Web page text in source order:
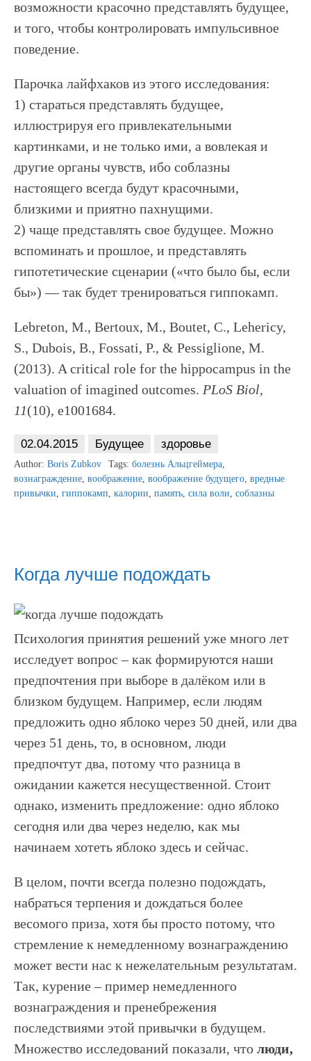
возможности красочно представлять будущее,
и того, чтобы контролировать импульсивное
поведение.
Парочка лайфхаков из этого исследования:
1) стараться представлять будущее,
иллюстрируя его привлекательными
картинками, и не только ими, а вовлекая и
другие органы чувств, ибо соблазны
настоящего всегда будут красочными,
близкими и приятно пахнущими.
2) чаще представлять свое будущее. Можно
вспоминать и прошлое, и представлять
гипотетические сценарии («что было бы, если
бы») — так будет тренироваться гиппокамп.
Lebreton, M., Bertoux, M., Boutet, C., Lehericy,
S., Dubois, B., Fossati, P., & Pessiglione, M.
(2013). A critical role for the hippocampus in the
valuation of imagined outcomes. PLoS Biol,
11(10), e1001684.
02.04.2015 Будущее здоровье
Author: Boris Zubkov Tags: болезнь Альцгеймера,
вознаграждение, воображение, воображение будущего, вредные
привычки, гиппокамп, калории, память, сила воли, соблазны
Когда лучше подождать
Психология принятия решений уже много лет
исследует вопрос – как формируются наши
предпочтения при выборе в далёком или в
близком будущем. Например, если людям
предложить одно яблоко через 50 дней, или два
через 51 день, то, в основном, люди
предпочтут два, потому что разница в
ожидании кажется несущественной. Стоит
однако, изменить предложение: одно яблоко
сегодня или два через неделю, как мы
начинаем хотеть яблоко здесь и сейчас.
В целом, почти всегда полезно подождать,
набраться терпения и дождаться более
весомого приза, хотя бы просто потому, что
стремление к немедленному вознаграждению
может вести нас к нежелательным результатам.
Так, курение – пример немедленного
вознаграждения и пренебрежения
последствиями этой привычки в будущем.
Множество исследований показали, что люди,